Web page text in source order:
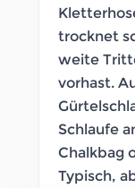
trocknet
weite
vorhast.
Schlaufe
Chalkbag
Typisch,